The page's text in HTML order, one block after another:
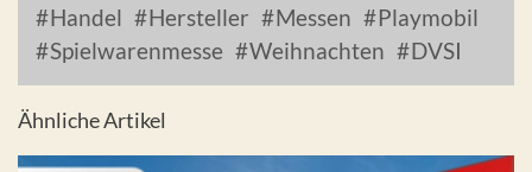
Handel
Hersteller Messen
Playmobil
Spielwarenmesse
Weihnachten DVSI
Ähnliche Artikel